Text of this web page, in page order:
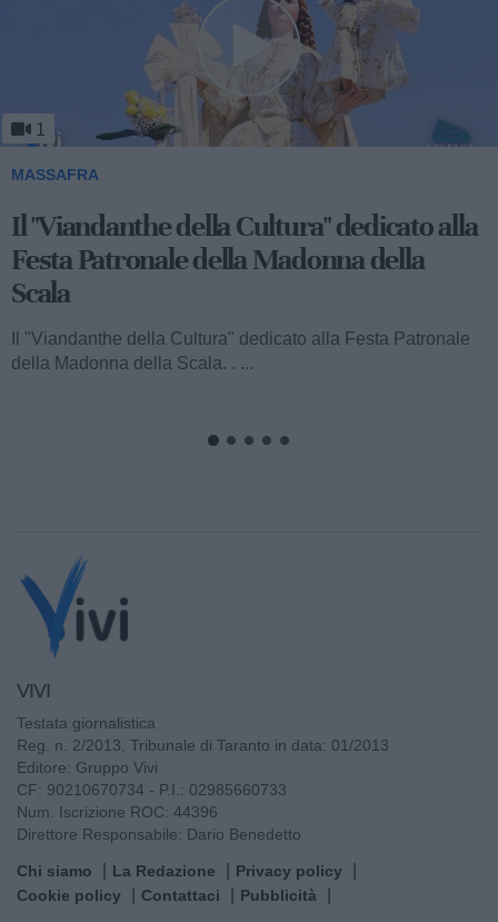
1
MASSAFRA
Viandanthe della Cultura: la "Chiesa
Rupestre della Buona Nuova"
Ecco a voi il terzo speciale del "Viandanthe della Cultura"
dedicato alla Madonna della Scala. Vi porteremo alla
scoperta della "Chiesa...
VIVI
Testata giornalistica
Reg. n. 2/2013, Tribunale di Taranto in data: 01/2013
Editore: Gruppo Vivi
CF: 90210670734 - P.I.: 02985660733
Num. Iscrizione ROC: 44396
Direttore Responsabile: Dario Benedetto
Chi siamo La Redazione
Privacy policy
Cookie policy
Contattaci Pubblicità